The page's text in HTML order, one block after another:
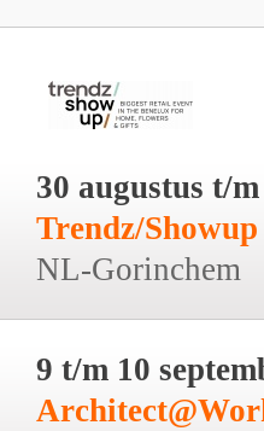
30 augustus t/
Trendz/Showup
NL-Gorinchem
9 t/m 10